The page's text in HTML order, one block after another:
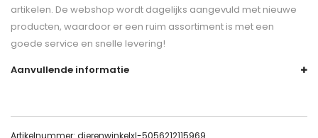
artikelen. De webshop wordt dagelijks aangevuld met nieuwe
producten, waardoor er een ruim assortiment is met een
goede service en snelle levering!
Aanvullende informatie
Artikelnummer: dierenwinkelxl-5056212115969